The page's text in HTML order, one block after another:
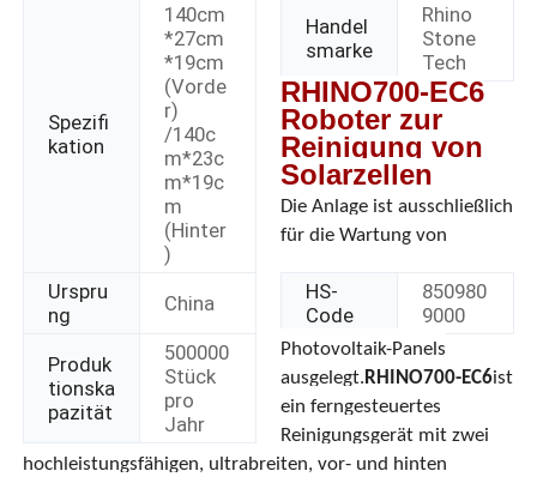
Startseite
Produkte
Videos
Spezifi
kation
140cm
*27cm
*19cm
(Vorde
r)
/140c
m*23c
m*19c
m
(Hinter
)
Handel
smarke
Rhino
Stone
Tech
Urspru
ng
China
HS-
Code
850980
9000
Produk
tionska
pazität
500000
Stück
pro
Jahr
RHINO700-EC6
Roboter zur
Reinigung von
Solarzellen
Die Anlage ist ausschließlich
für die Wartung von
Photovoltaik-Panels
ausgelegt. RHINO700-EC6ist
ein ferngesteuertes
Reinigungsgerät mit zwei
hochleistungsfähigen, ultrabreiten, vor- und hinten